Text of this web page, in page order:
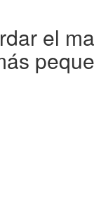
el